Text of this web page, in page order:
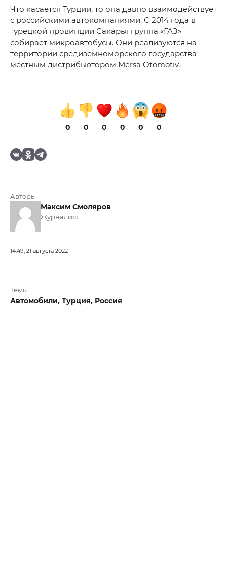
Что касается Турции, то она давно взаимодействует
с российскими автокомпаниями. С 2014 года в
турецкой провинции Сакарья группа «ГАЗ»
собирает микроавтобусы. Они реализуются на
территории средиземноморского государства
местным дистрибьютором Mersa Otomotiv.
0 0 0 0 0 0
Авторы
Максим Смоляров
Журналист
14:49, 21 августа 2022
Темы
Автомобили, Турция, Россия